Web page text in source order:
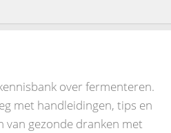
over fermenteren.
met handleidingen, tips en
van gezonde dranken met